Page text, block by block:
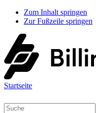
Zum Inhalt springen
Zur Fußzeile springen
Startseite